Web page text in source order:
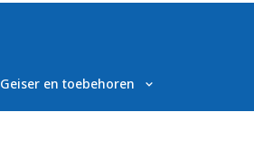
Geiser en toebehoren